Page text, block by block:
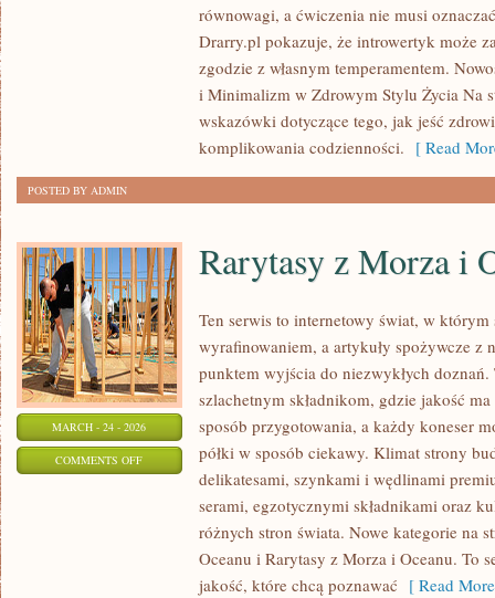
równowagi, a ćwiczenia nie musi
Drarry.pl pokazuje, że introwertyk może
zgodzie z własnym temperamentem.
i Minimalizm w Zdrowym Stylu Życia Na
wskazówki dotyczące tego, jak jeść
komplikowania codzienności. [ Read
POSTED BY ADMIN
MARCH - 24 - 2026
COMMENTS OFFON
RARYTASY
Rarytasy z Morza i
Ten serwis to internetowy świat, w którym
wyrafinowaniem, a artykuły spożywcze z
punktem wyjścia do niezwykłych
szlachetnym składnikom, gdzie jakość
sposób przygotowania, a każdy koneser
półki w sposób ciekawy. Klimat strony
delikatesami, szynkami i wędlinami
serami, egzotycznymi składnikami oraz
różnych stron świata. Nowe kategorie na
Oceanu i Rarytasy z Morza i Oceanu. To
jakość, które chcą poznawać [ Read